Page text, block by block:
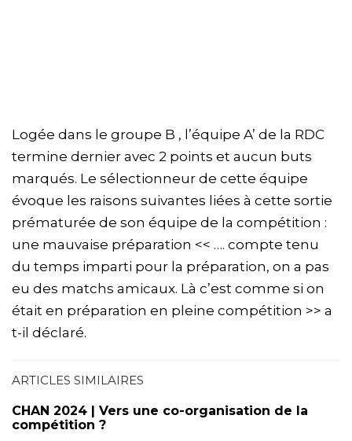
Logée dans le groupe B , l’équipe A’ de la RDC
termine dernier avec 2 points et aucun buts
marqués. Le sélectionneur de cette équipe
évoque les raisons suivantes liées à cette sortie
prématurée de son équipe de la compétition :
une mauvaise préparation << …. compte tenu
du temps imparti pour la préparation, on a pas
eu des matchs amicaux. Là c’est comme si on
était en préparation en pleine compétition >> a
t-il déclaré.
ARTICLES SIMILAIRES
CHAN 2024 | Vers une co-organisation de la
compétition ?